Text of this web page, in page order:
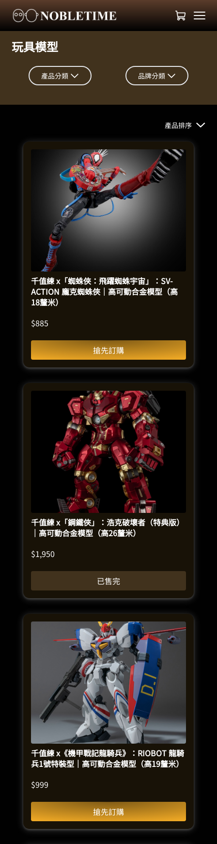
玩具模型
產品分類 品牌分類
產品排序
千值練 x「蜘蛛俠：飛躍蜘蛛宇宙」：SV-
ACTION 龐克蜘蛛俠｜高可動合金模型（高
18釐米）
$885
搶先訂購
千值練 x「鋼鐵俠」：浩克破壞者（特典版）
｜高可動合金模型（高26釐米）
$1,950
已售完
千值練 x《機甲戰記龍騎兵》：RIOBOT 龍騎
兵1號特裝型｜高可動合金模型（高19釐米）
$999
搶先訂購